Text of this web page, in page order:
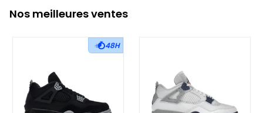
Nos meilleures ventes
48H